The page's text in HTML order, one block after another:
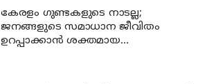
കേരളം ഗുണ്ടകളുടെ നാടല്ല;
ജനങ്ങളുടെ സമാധാന ജീവിതം
ഉറപ്പാക്കാന്‍ ശക്തമായ